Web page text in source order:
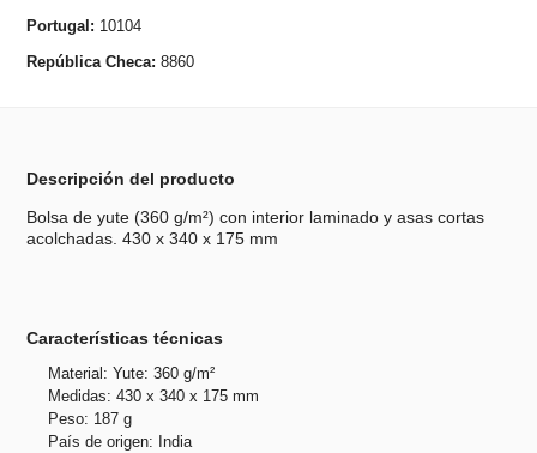
Portugal: 10104
República Checa: 8860
Descripción del producto
Bolsa de yute (360 g/m²) con interior laminado y asas cortas
acolchadas. 430 x 340 x 175 mm
Características técnicas
Material: Yute: 360 g/m²
Medidas: 430 x 340 x 175 mm
Peso: 187 g
País de origen: India